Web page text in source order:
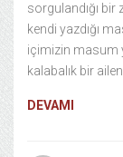
sorgulandığı bir
kendi yazdığı
içimizin masum
kalabalık bir
DEVAMI